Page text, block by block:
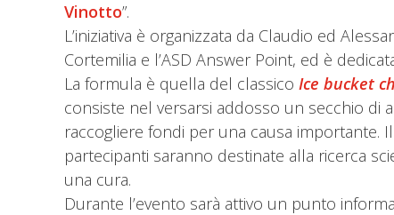
Vinotto”.
L’iniziativa è organizzata da Claudio ed
Cortemilia e l’ASD Answer Point, ed è
La formula è quella del classico Ice bucket
consiste nel versarsi addosso un secchio di
raccogliere fondi per una causa importante.
partecipanti saranno destinate alla ricerca
una cura.
Durante l’evento sarà attivo un punto